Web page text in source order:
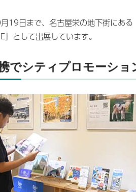
19日まで、名古屋栄の地下街にあ
」として出展しています。
でシティプロモーショ